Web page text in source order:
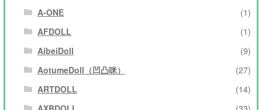
A-ONE
(1)
AFDOLL
(1)
AibeiDoll
(9)
AotumeDoll（凹凸咪）
(27)
ARTDOLL
(14)